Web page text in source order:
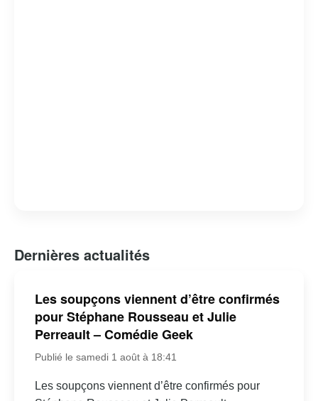
Dernières actualités
Les soupçons viennent d’être confirmés
pour Stéphane Rousseau et Julie
Perreault – Comédie Geek
Publié le samedi 1 août à 18:41
Les soupçons viennent d’être confirmés pour